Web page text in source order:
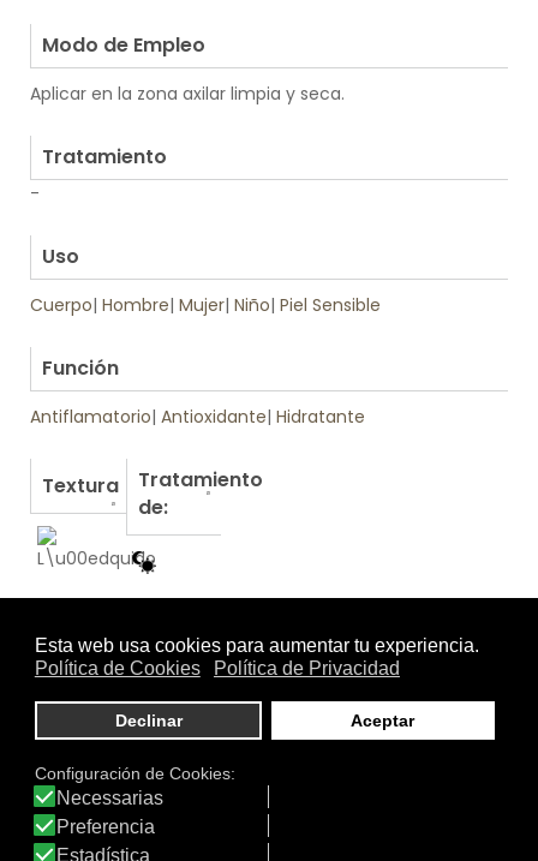
Modo de Empleo
Aplicar en la zona axilar limpia y seca.
Tratamiento
-
Uso
Cuerpo| Hombre| Mujer| Niño| Piel Sensible
Función
Antiflamatorio| Antioxidante| Hidratante
Textura
Tratamiento
de:
Otros productos de ECOVITAL SENS